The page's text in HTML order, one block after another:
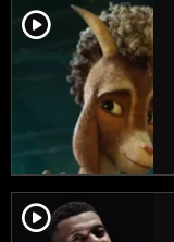
player2
player2